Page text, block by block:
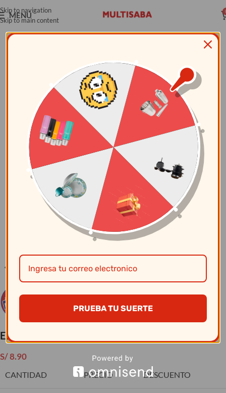
Skip to navigation
Skip to main content
MENÚ
Escurridor Acero Ovalado 14 Cm
S/8.90
CANTIDAD PRECIO DESCUENTO
PRUEBA TU SUERTE